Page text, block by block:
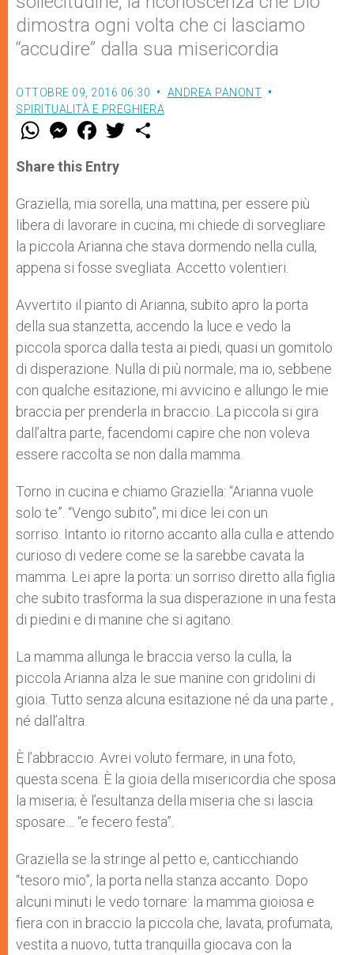
dimostra ogni volta che ci lasciamo
“accudire” dalla sua misericordia
OTTOBRE 09, 2016 06:30
ANDREA PANONT
SPIRITUALITÀ E PREGHIERA
W
t
s
p
p
M
e
s
e
g
e
r
F
a
e
b
o
k
w
r
Share this Entry
Graziella, mia sorella, una mattina, per essere più
libera di lavorare in cucina, mi chiede di sorvegliare
la piccola Arianna che stava dormendo nella culla,
appena si fosse svegliata. Accetto volentieri.
Avvertito il pianto di Arianna, subito apro la porta
della sua stanzetta, accendo la luce e vedo la
piccola sporca dalla testa ai piedi, quasi un gomitolo
di disperazione. Nulla di più normale; ma io, sebbene
con qualche esitazione, mi avvicino e allungo le mie
braccia per prenderla in braccio. La piccola si gira
dall’altra parte, facendomi capire che non voleva
essere raccolta se non dalla mamma.
Torno in cucina e chiamo Graziella: “Arianna vuole
solo te”. “Vengo subito”, mi dice lei con un
sorriso. Intanto io ritorno accanto alla culla e attendo
curioso di vedere come se la sarebbe cavata la
mamma. Lei apre la porta: un sorriso diretto alla figlia
che subito trasforma la sua disperazione in una festa
di piedini e di manine che si agitano.
La mamma allunga le braccia verso la culla, la
piccola Arianna alza le sue manine con gridolini di
gioia. Tutto senza alcuna esitazione né da una parte ,
né dall’altra.
È l’abbraccio. Avrei voluto fermare, in una foto,
questa scena. È la gioia della misericordia che sposa
la miseria; è l’esultanza della miseria che si lascia
sposare… “e fecero festa”.
Graziella se la stringe al petto e, canticchiando
“tesoro mio”, la porta nella stanza accanto. Dopo
alcuni minuti le vedo tornare: la mamma gioiosa e
fiera con in braccio la piccola che, lavata, profumata,
vestita a nuovo, tutta tranquilla giocava con la